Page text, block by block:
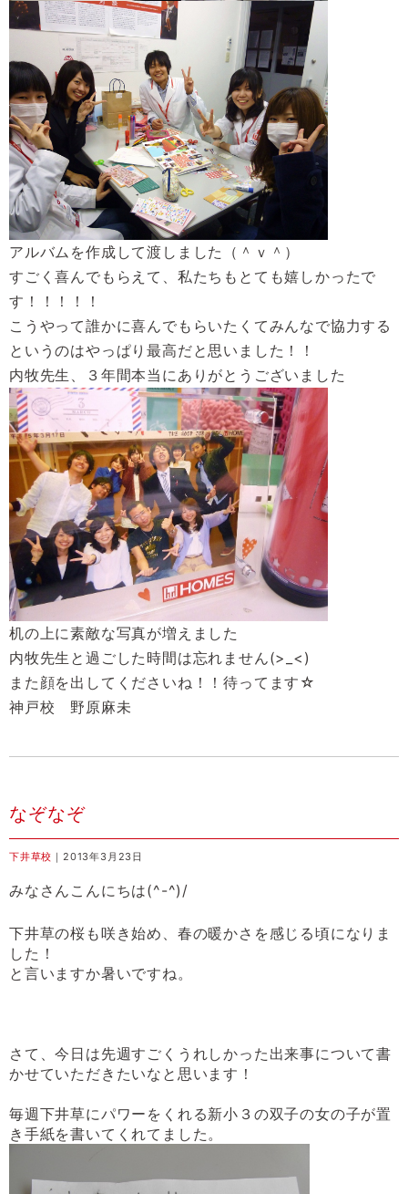
アルバムを作成して渡しました（＾ｖ＾）
すごく喜んでもらえて、私たちもとても嬉しかったで
す！！！！！
こうやって誰かに喜んでもらいたくてみんなで協力する
というのはやっぱり最高だと思いました！！
内牧先生、３年間本当にありがとうございました
机の上に素敵な写真が増えました
内牧先生と過ごした時間は忘れません(>_<)
また顔を出してくださいね！！待ってます☆
神戸校 野原麻未
なぞなぞ
下井草校 ｜2013年3月23日
みなさんこんにちは(^-^)/
下井草の桜も咲き始め、春の暖かさを感じる頃になりま
した！
と言いますか暑いですね。
さて、今日は先週すごくうれしかった出来事について書
かせていただきたいなと思います！
毎週下井草にパワーをくれる新小３の双子の女の子が置
き手紙を書いてくれてました。